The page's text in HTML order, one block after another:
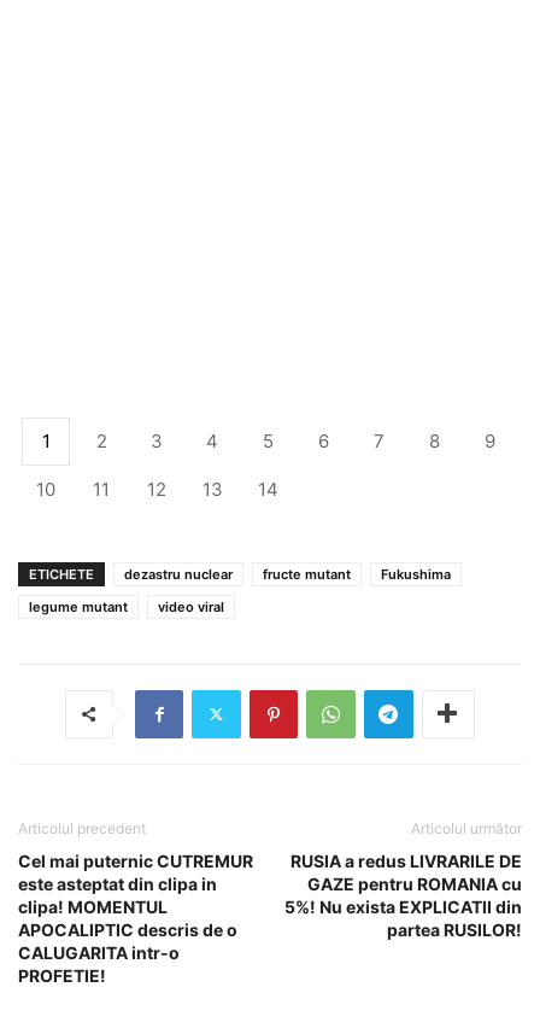
1 2 3 4 5 6 7 8 9
10 11 12 13 14
ETICHETE dezastru nuclear fructe mutant
Fukushima
legume mutant
video viral
Articolul precedent
Cel mai puternic CUTREMUR
este asteptat din clipa in
clipa! MOMENTUL
APOCALIPTIC descris de o
CALUGARITA intr-o
PROFETIE!
Articolul următor
RUSIA a redus LIVRARILE DE
GAZE pentru ROMANIA cu
5%! Nu exista EXPLICATII din
partea RUSILOR!